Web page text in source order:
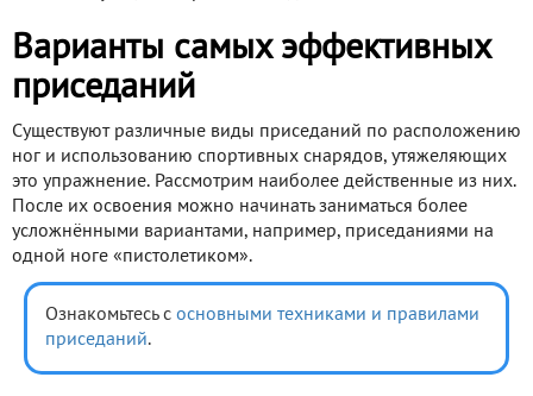
Варианты самых эффективных
приседаний
Существуют различные виды приседаний по расположению
ног и использованию спортивных снарядов, утяжеляющих
это упражнение. Рассмотрим наиболее действенные из них.
После их освоения можно начинать заниматься более
усложнёнными вариантами, например, приседаниями на
одной ноге «пистолетиком».
Ознакомьтесь с основными техниками и правилами
приседаний.